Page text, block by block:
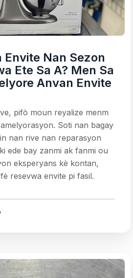
Envite Nan Sezon
Ete Sa A? Men Sa
Anvan Envite
pifò moun reyalize menm
Soti nan bagay
nan rive nan reparasyon
ede bay zanmi ak fanmi ou
eksperyans kè kontan,
resevwa envite pi fasil.